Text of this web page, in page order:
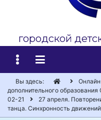
городской
Вы здесь:
дополнительного
02-21
27 апреля.
танца. Синхронность